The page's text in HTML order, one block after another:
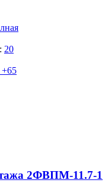
: 20
2ФВПМ-11.7-1